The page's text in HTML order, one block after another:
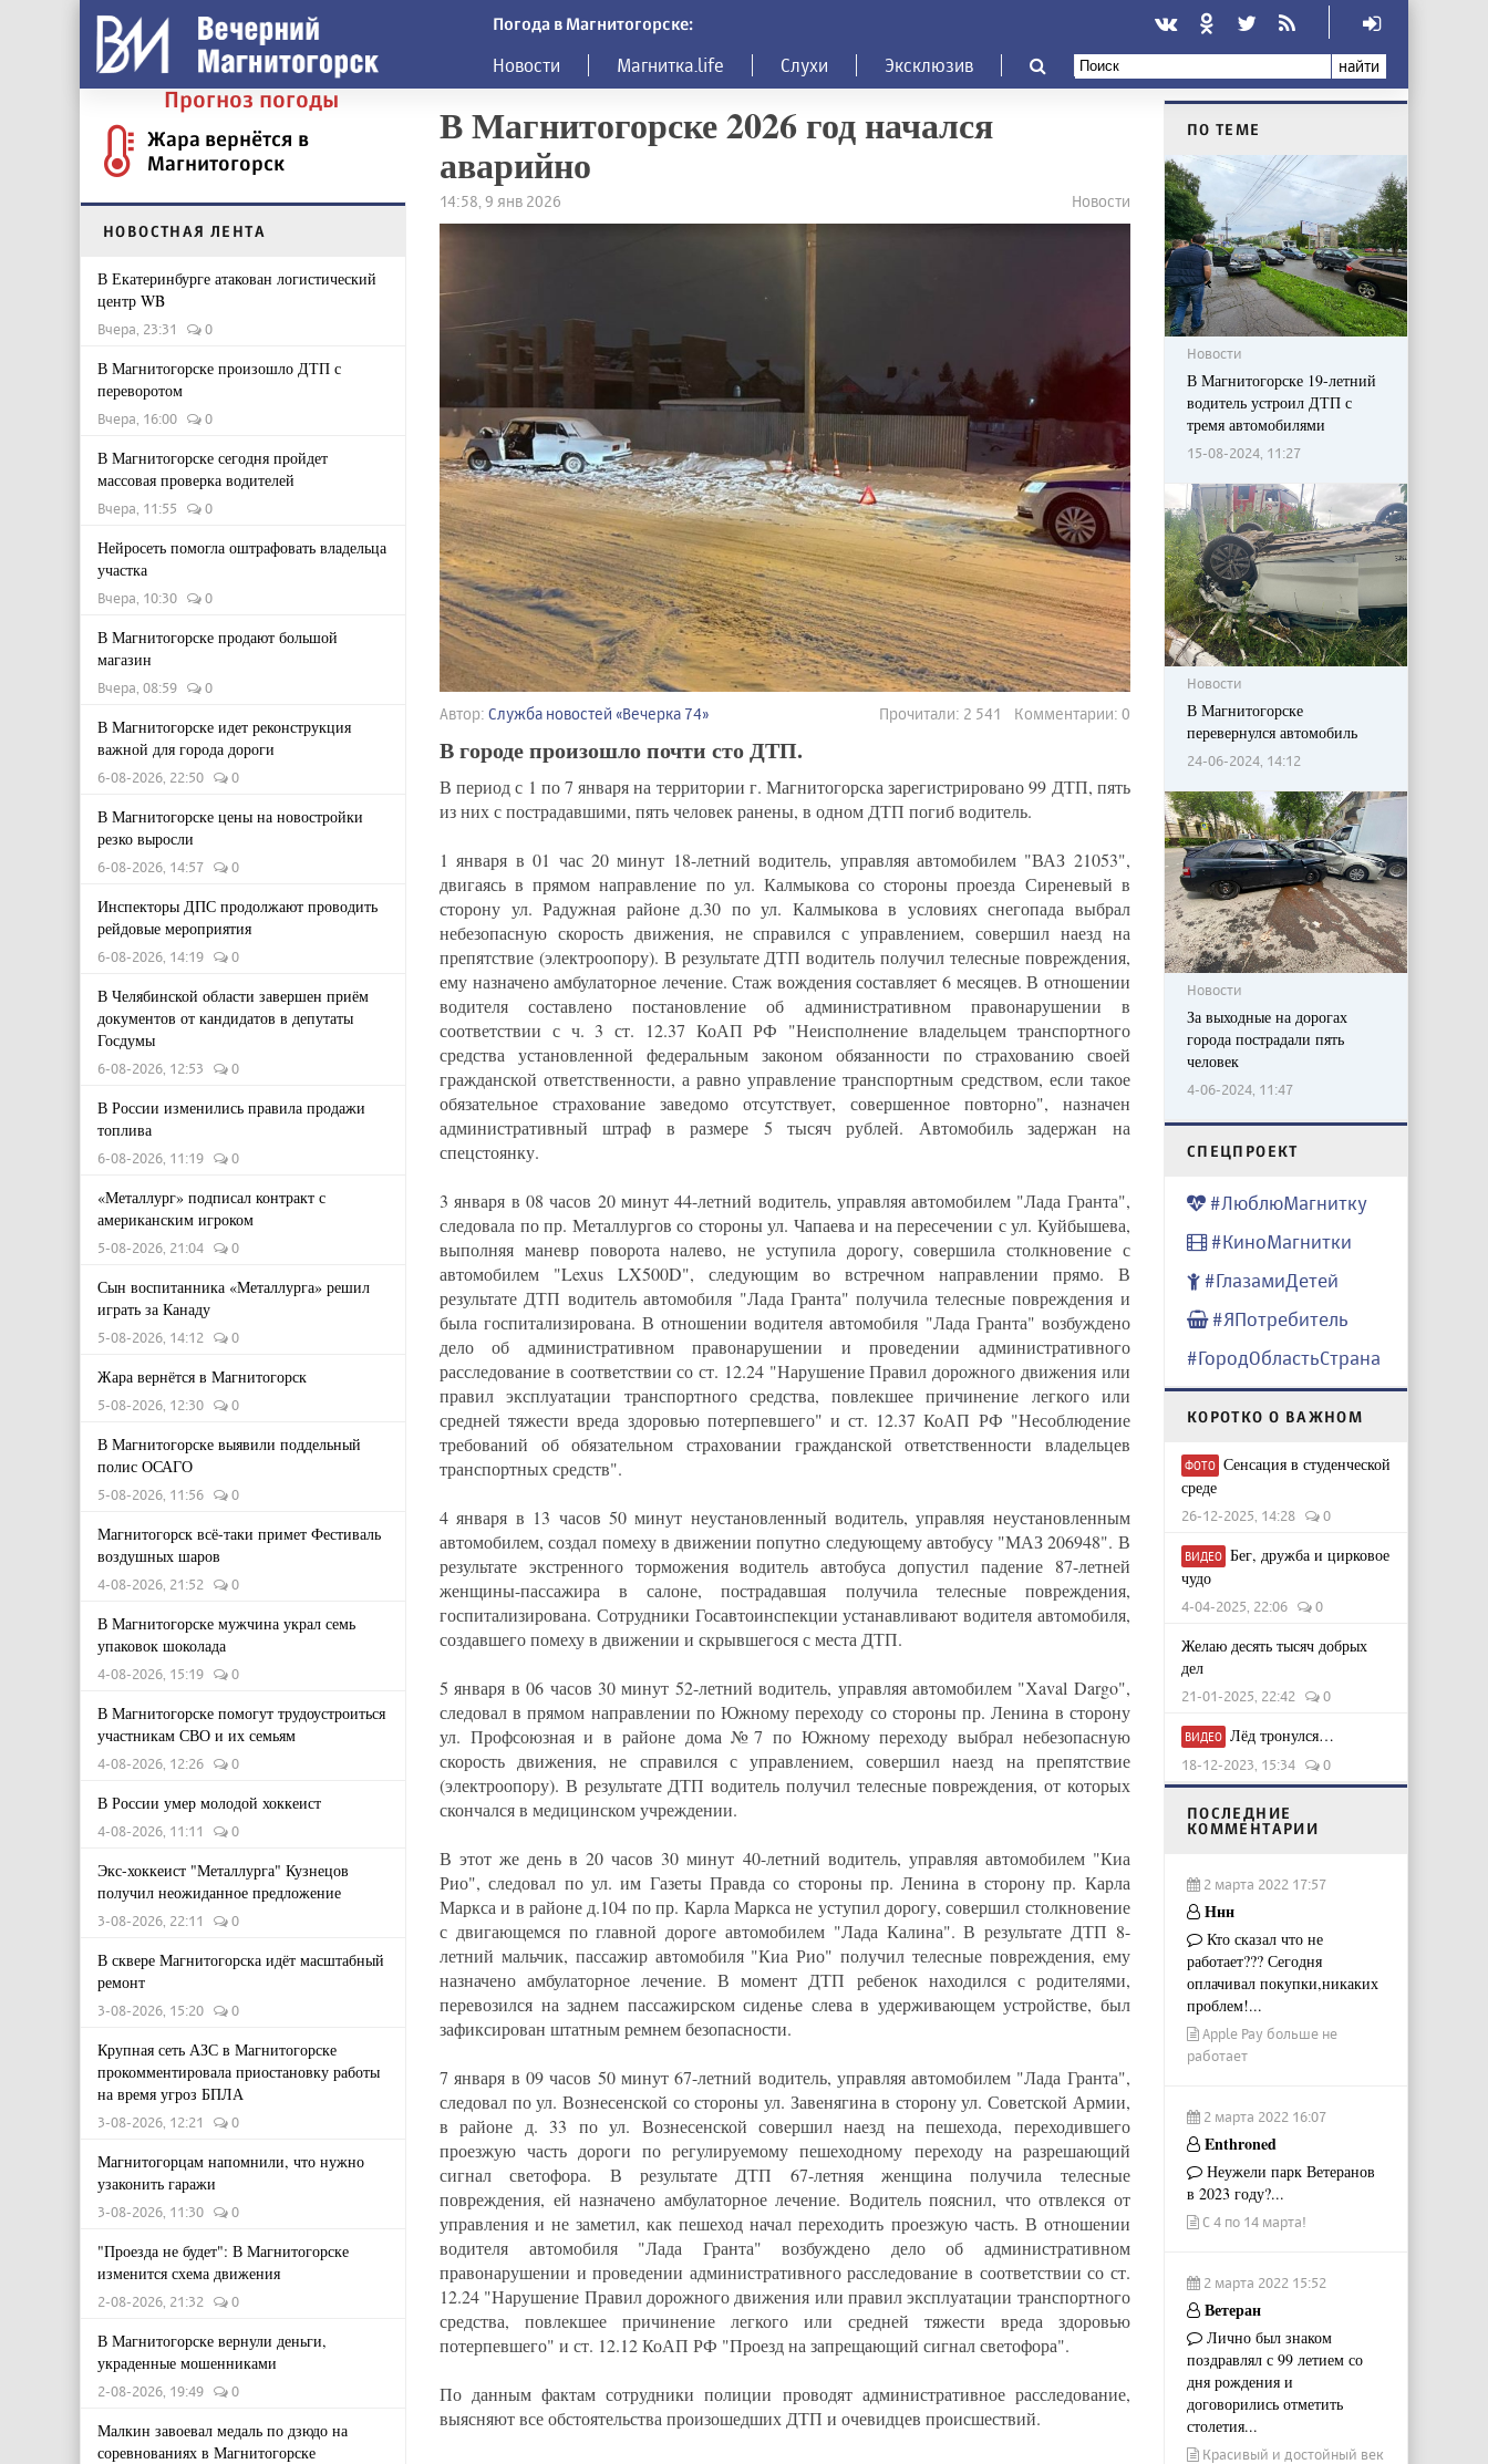
Погода в Магнитогорске:
Новости Магнитка.life Слухи Эксклюзив найти
Прогноз погоды
Жара вернётся в
Магнитогорск
НОВОСТНАЯ ЛЕНТА
В Екатеринбурге атакован логистический
центр WB
Вчера, 23:31 0
В Магнитогорске произошло ДТП с
переворотом
Вчера, 16:00 0
В Магнитогорске сегодня пройдет
массовая проверка водителей
Вчера, 11:55 0
Нейросеть помогла оштрафовать владельца
участка
Вчера, 10:30 0
В Магнитогорске продают большой
магазин
Вчера, 08:59 0
В Магнитогорске идет реконструкция
важной для города дороги
6-08-2026, 22:50 0
В Магнитогорске цены на новостройки
резко выросли
6-08-2026, 14:57 0
Инспекторы ДПС продолжают проводить
рейдовые мероприятия
6-08-2026, 14:19 0
В Челябинской области завершен приём
документов от кандидатов в депутаты
Госдумы
6-08-2026, 12:53 0
В России изменились правила продажи
топлива
6-08-2026, 11:19 0
«Металлург» подписал контракт с
американским игроком
5-08-2026, 21:04 0
Сын воспитанника «Металлурга» решил
играть за Канаду
5-08-2026, 14:12 0
Жара вернётся в Магнитогорск
5-08-2026, 12:30 0
В Магнитогорске выявили поддельный
полис ОСАГО
5-08-2026, 11:56 0
Магнитогорск всё-таки примет Фестиваль
воздушных шаров
4-08-2026, 21:52 0
В Магнитогорске мужчина украл семь
упаковок шоколада
4-08-2026, 15:19 0
В Магнитогорске помогут трудоустроиться
участникам СВО и их семьям
4-08-2026, 12:26 0
В России умер молодой хоккеист
4-08-2026, 11:11 0
Экс-хоккеист "Металлурга" Кузнецов
получил неожиданное предложение
3-08-2026, 22:11 0
В сквере Магнитогорска идёт масштабный
ремонт
3-08-2026, 15:20 0
Крупная сеть АЗС в Магнитогорске
прокомментировала приостановку работы
на время угроз БПЛА
3-08-2026, 12:21 0
Магнитогорцам напомнили, что нужно
узаконить гаражи
3-08-2026, 11:30 0
"Проезда не будет": В Магнитогорске
изменится схема движения
2-08-2026, 21:32 0
В Магнитогорске вернули деньги,
украденные мошенниками
2-08-2026, 19:49 0
Малкин завоевал медаль по дзюдо на
соревнованиях в Магнитогорске
В Магнитогорске 2026 год начался
аварийно
14:58, 9 янв 2026 Новости
Автор: Служба новостей «Вечерка 74» Прочитали: 2 541 Комментарии: 0
В городе произошло почти сто ДТП.
В период с 1 по 7 января на территории г. Магнитогорска зарегистрировано 99 ДТП, пять
из них с пострадавшими, пять человек ранены, в одном ДТП погиб водитель.
1 января в 01 час 20 минут 18-летний водитель, управляя автомобилем "ВАЗ 21053",
двигаясь в прямом направление по ул. Калмыкова со стороны проезда Сиреневый в
сторону ул. Радужная районе д.30 по ул. Калмыкова в условиях снегопада выбрал
небезопасную скорость движения, не справился с управлением, совершил наезд на
препятствие (электроопору). В результате ДТП водитель получил телесные повреждения,
ему назначено амбулаторное лечение. Стаж вождения составляет 6 месяцев. В отношении
водителя составлено постановление об административном правонарушении в
соответствии с ч. 3 ст. 12.37 КоАП РФ "Неисполнение владельцем транспортного
средства установленной федеральным законом обязанности по страхованию своей
гражданской ответственности, а равно управление транспортным средством, если такое
обязательное страхование заведомо отсутствует, совершенное повторно", назначен
административный штраф в размере 5 тысяч рублей. Автомобиль задержан на
спецстоянку.
3 января в 08 часов 20 минут 44-летний водитель, управляя автомобилем "Лада Гранта",
следовала по пр. Металлургов со стороны ул. Чапаева и на пересечении с ул. Куйбышева,
выполняя маневр поворота налево, не уступила дорогу, совершила столкновение с
автомобилем "Lexus LX500D", следующим во встречном направлении прямо. В
результате ДТП водитель автомобиля "Лада Гранта" получила телесные повреждения и
была госпитализирована. В отношении водителя автомобиля "Лада Гранта" возбуждено
дело об административном правонарушении и проведении административного
расследование в соответствии со ст. 12.24 "Нарушение Правил дорожного движения или
правил эксплуатации транспортного средства, повлекшее причинение легкого или
средней тяжести вреда здоровью потерпевшего" и ст. 12.37 КоАП РФ "Несоблюдение
требований об обязательном страховании гражданской ответственности владельцев
транспортных средств".
4 января в 13 часов 50 минут неустановленный водитель, управляя неустановленным
автомобилем, создал помеху в движении попутно следующему автобусу "МАЗ 206948". В
результате экстренного торможения водитель автобуса допустил падение 87-летней
женщины-пассажира в салоне, пострадавшая получила телесные повреждения,
госпитализирована. Сотрудники Госавтоинспекции устанавливают водителя автомобиля,
создавшего помеху в движении и скрывшегося с места ДТП.
5 января в 06 часов 30 минут 52-летний водитель, управляя автомобилем "Хaval Dargo",
следовал в прямом направлении по Южному переходу со стороны пр. Ленина в сторону
ул. Профсоюзная и в районе дома №7 по Южному переходу выбрал небезопасную
скорость движения, не справился с управлением, совершил наезд на препятствие
(электроопору). В результате ДТП водитель получил телесные повреждения, от которых
скончался в медицинском учреждении.
В этот же день в 20 часов 30 минут 40-летний водитель, управляя автомобилем "Киа
Рио", следовал по ул. им Газеты Правда со стороны пр. Ленина в сторону пр. Карла
Маркса и в районе д.104 по пр. Карла Маркса не уступил дорогу, совершил столкновение
с двигающемся по главной дороге автомобилем "Лада Калина". В результате ДТП 8-
летний мальчик, пассажир автомобиля "Киа Рио" получил телесные повреждения, ему
назначено амбулаторное лечение. В момент ДТП ребенок находился с родителями,
перевозился на заднем пассажирском сиденье слева в удерживающем устройстве, был
зафиксирован штатным ремнем безопасности.
7 января в 09 часов 50 минут 67-летний водитель, управляя автомобилем "Лада Гранта",
следовал по ул. Вознесенской со стороны ул. Завенягина в сторону ул. Советской Армии,
в районе д. 33 по ул. Вознесенской совершил наезд на пешехода, переходившего
проезжую часть дороги по регулируемому пешеходному переходу на разрешающий
сигнал светофора. В результате ДТП 67-летняя женщина получила телесные
повреждения, ей назначено амбулаторное лечение. Водитель пояснил, что отвлекся от
управления и не заметил, как пешеход начал переходить проезжую часть. В отношении
водителя автомобиля "Лада Гранта" возбуждено дело об административном
правонарушении и проведении административного расследование в соответствии со ст.
12.24 "Нарушение Правил дорожного движения или правил эксплуатации транспортного
средства, повлекшее причинение легкого или средней тяжести вреда здоровью
потерпевшего" и ст. 12.12 КоАП РФ "Проезд на запрещающий сигнал светофора".
По данным фактам сотрудники полиции проводят административное расследование,
выясняют все обстоятельства произошедших ДТП и очевидцев происшествий.
ПО ТЕМЕ
Новости
В Магнитогорске 19-летний
водитель устроил ДТП с
тремя автомобилями
15-08-2024, 11:27
Новости
В Магнитогорске
перевернулся автомобиль
24-06-2024, 14:12
Новости
За выходные на дорогах
города пострадали пять
человек
4-06-2024, 11:47
CПЕЦПРОЕКТ
#ЛюблюМагнитку
#КиноМагнитки
#ГлазамиДетей
#ЯПотребитель
#ГородОбластьСтрана
КОРОТКО О ВАЖНОМ
ФОТО Сенсация в студенческой
среде
26-12-2025, 14:28 0
ВИДЕО Бег, дружба и цирковое
чудо
4-04-2025, 22:06 0
Желаю десять тысяч добрых
дел
21-01-2025, 22:42 0
ВИДЕО Лёд тронулся…
18-12-2023, 15:34 0
ПОСЛЕДНИЕ
КОММЕНТАРИИ
2 марта 2022 17:57
Ннн
Кто сказал что не
работает??? Сегодня
оплачивал покупки,никаких
проблем!...
Apple Pay больше не
работает
2 марта 2022 16:07
Enthroned
Неужели парк Ветеранов
в 2023 году?...
С 4 по 14 марта!
2 марта 2022 15:52
Ветеран
Лично был знаком
поздравлял с 99 летием со
дня рождения и
договорились отметить
столетия...
Красивый и достойный век